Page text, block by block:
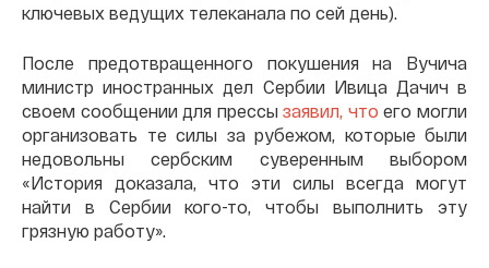
ключевых ведущих телеканала по сей день).
После предотвращенного покушения на Вучича
министр иностранных дел Сербии Ивица Дачич в
своем сообщении для прессызаявил, что его могли
организовать те силы за рубежом, которые были
недовольны сербским суверенным выбором
«История доказала, что эти силы всегда могут
найти в Сербии кого-то, чтобы выполнить эту
грязную работу».